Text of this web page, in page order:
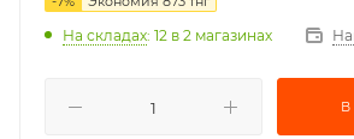
На складах: 12 в 2 магазинах